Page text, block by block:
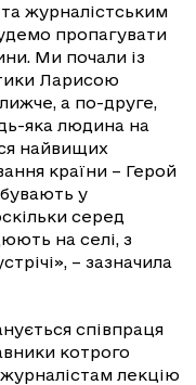
журналістським
пропагувати
Ми почали із
Ларисою
а по-друге,
яка людина на
найвищих
країни – Герой
у
серед
на селі, з
– зазначила
співпраця
котрого
лекцію